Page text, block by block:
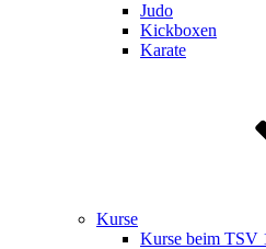
Judo
Kickboxen
Karate
Kurse
Kurse beim TSV